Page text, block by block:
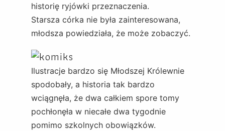
historię ryjówki przeznaczenia.
Starsza córka nie była zainteresowana,
młodsza powiedziała, że może zobaczyć.
Ilustracje bardzo się Młodszej Królewnie
spodobały, a historia tak bardzo
wciągnęła, że dwa całkiem spore tomy
pochłonęła w niecałe dwa tygodnie
pomimo szkolnych obowiązków.